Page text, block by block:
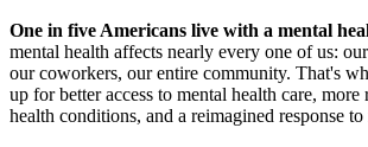
One in five Americans live with a mental
mental health affects nearly every one of us:
our coworkers, our entire community. That's
up for better access to mental health care, more
health conditions, and a reimagined response